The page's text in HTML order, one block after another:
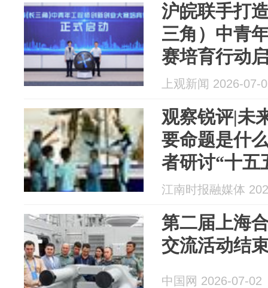
沪皖联手打
三角）中青
赛培育行动
上观新闻 2026-07-
观察锐评|未
要命题是什
者研讨“十五
江南时报融媒体
第二届上海
交流活动结
中国网 2026-07-02